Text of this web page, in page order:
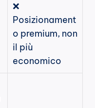
❌
Posizionament
o premium, non
il più
economico